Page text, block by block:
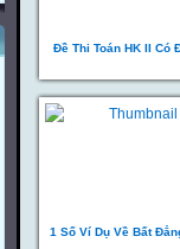
Đề Thi Toán HK II Có
1 Số Ví Dụ Về Bất